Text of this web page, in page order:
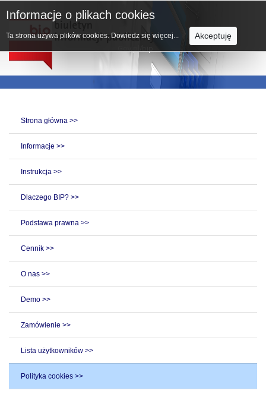
Strona główna >>
Informacje >>
Instrukcja >>
Dlaczego BIP? >>
Podstawa prawna >>
Cennik >>
O nas >>
Demo >>
Zamówienie >>
Lista użytkowników >>
Polityka cookies >>
Informacje o plikach cookies
Ta strona używa plików cookies. Dowiedz się więcej... Akceptuję